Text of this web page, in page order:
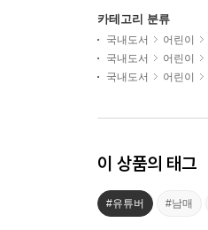
카테고리 분류
국내도서 어린이
국내도서
어린이
국내도서
어린이
이 상품의 태그
#유튜버 #남매